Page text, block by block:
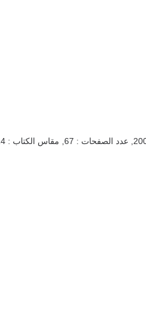
عدد الصفحات : 67
مقاس الكتاب : 14*20